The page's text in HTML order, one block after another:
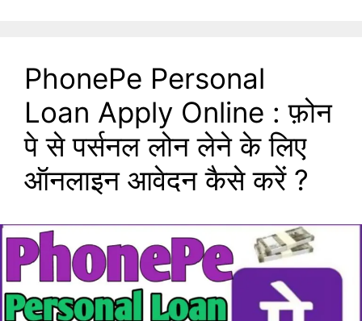
PhonePe Personal
Loan Apply Online : फ़ोन
पे से पर्सनल लोन लेने के लिए
ऑनलाइन आवेदन कैसे करें ?